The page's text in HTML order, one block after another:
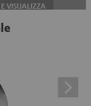
VISUALIZZA
impostazioni privacy
l'utente
contenuto esterno.
essere